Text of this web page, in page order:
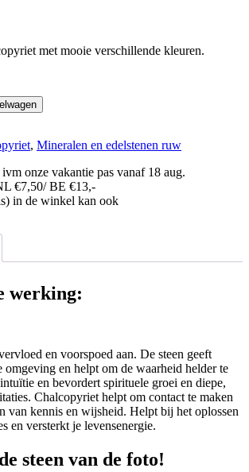
met mooie verschillende kleuren.
, Mineralen en edelstenen ruw
onze vakantie pas vanaf 18 aug.
€7,50/ BE €13,-
in de winkel kan ook
werking:
en voorspoed aan. De steen geeft
en helpt om de waarheid helder te
en bevordert spirituele groei en diepe,
Chalcopyriet helpt om contact te maken
van kennis en wijsheid. Helpt bij het oplossen
en versterkt je levensenergie.
steen van de foto!